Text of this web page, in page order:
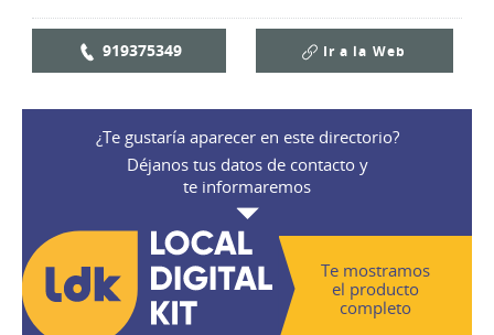
919375349 Ir a la Web
¿Te gustaría aparecer en este directorio?
Déjanos tus datos de contacto y
te informaremos
Te mostramos
el producto
completo